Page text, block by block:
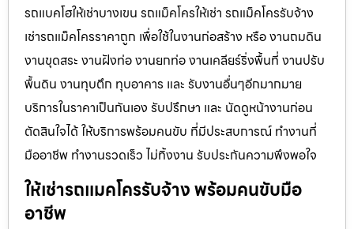
รถแบคโฮให้เช่าบางเขน รถแม็คโครให้เช่า รถแม็คโครรับจ้าง
เช่ารถแม็คโครราคาถูก เพื่อใช้ในงานก่อสร้าง หรือ งานถมดิน
งานขุดสระ งานฝังท่อ งานยกท่อ งานเคลียร์ริ่งพื้นที่ งานปรับ
พื้นดิน งานทุบตึก ทุบอาคาร และ รับงานอื่นๆอีกมากมาย
บริการในราคาเป็นกันเอง รับปรึกษา และ นัดดูหน้างานก่อน
ตัดสินใจได้ ให้บริการพร้อมคนขับ ที่มีประสบการณ์ ทำงานที่
มืออาชีพ ทำงานรวดเร็ว ไม่ทิ้งงาน รับประกันความพึงพอใจ
ให้เช่ารถแมคโครรับจ้าง พร้อมคนขับมือ
อาชีพ